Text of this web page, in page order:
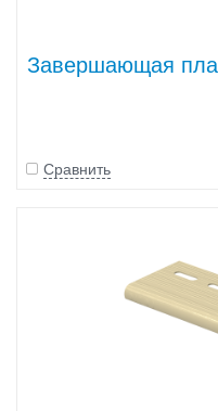
Завершающая
Сравнить